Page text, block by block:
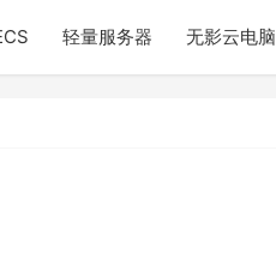
轻量服务器 无影云电脑